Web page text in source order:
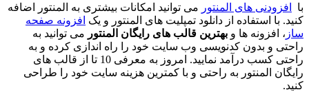
با افزودنی های المنتور می توانید امکانات بیشتری به المنتور اضافه
کنید. با استفاده از دانلود تمپلیت های المنتور و یک افزونه صفحه
ساز ، افزونه ها و بهترین قالب های رایگان المنتور می توانید به
راحتی و بدون کدنویسی وب سایت خود را راه اندازی کرده و به
راحتی کسب درآمد نمایید. امروز به معرفی 10 تا از قالب های
رایگان المنتور به راحتی و با کمترین هزینه سایت خود را طراحی
کنید.